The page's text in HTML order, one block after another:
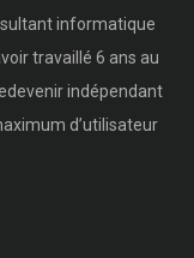
informatique
travaillé 6 ans au
indépendant
d’utilisateur